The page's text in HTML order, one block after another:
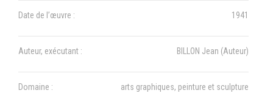
Date de l’œuvre : 1941
Auteur, exécutant : BILLON Jean (Auteur)
Domaine : arts graphiques, peinture et sculpture